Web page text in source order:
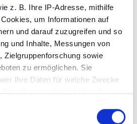
z. B. Ihre IP-Adresse, mithilfe
um Informationen auf
und darauf zuzugreifen und so
und Inhalte, Messungen von
Zielgruppenforschung sowie
zu ermöglichen. Sie
Ihre Daten für welche Zwecke
jederzeit über die
oder widerrufen
definitiv nicht statt bei
hat eigenständig und ohne
Vertrag gekündigt und
werden alle uns zur
rechtlichen Mittel prüfen